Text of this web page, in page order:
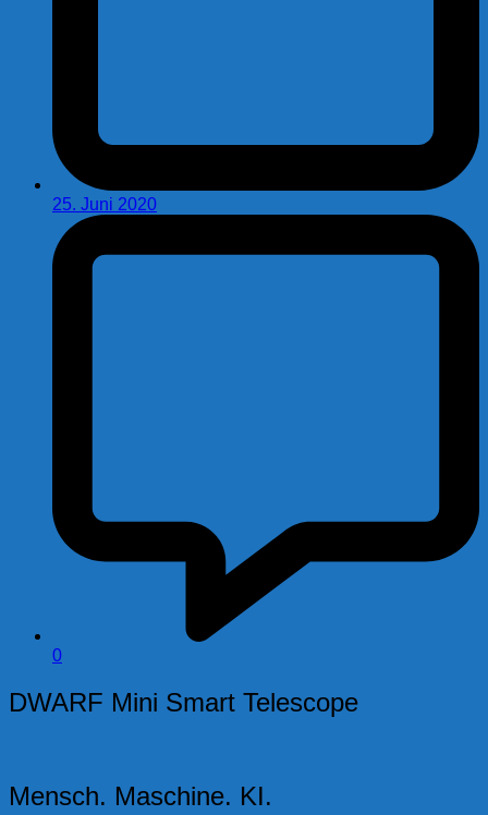
25. Juni 2020
0
DWARF Mini Smart Telescope
Mensch. Maschine. KI.